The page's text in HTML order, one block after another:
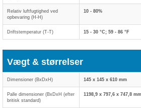
Relativ luftfugtighed ved
opbevaring (H-H)
10 - 80%
Driftstemperatur (T-T) 15 - 30 °C; 59 - 86 °F
Vægt & størrelser
Dimensioner (BxDxH) 145 x 145 x 610 mm
Palle dimensioner (BxDxH (efter
britisk standard)
1198,9 x 797,6 x 747,8